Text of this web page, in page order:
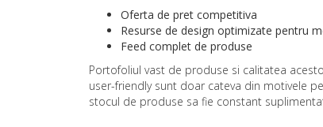
Oferta de pret competitiva
Resurse de design optimizate pentru
Feed complet de produse
Portofoliul vast de produse si calitatea
user-friendly sunt doar cateva din motivele
stocul de produse sa fie constant